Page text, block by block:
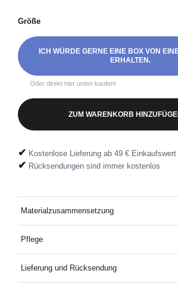
Größe
ICH WÜRDE GERNE EINE BOX VON
ERHALTEN.
Oder direkt hier unten kaufen!
ZUM WARENKORB
✔ Kostenlose Lieferung ab 49 € Einkaufswert
✔ Rücksendungen sind immer kostenlos
Materialzusammensetzung
Pflege
Lieferung und Rücksendung